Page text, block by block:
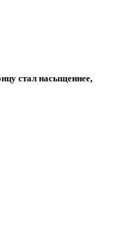
стал насыщеннее,